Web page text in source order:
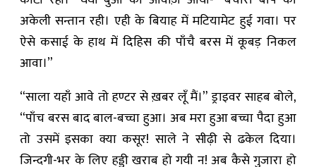
अकेली सन्तान रही। एही के बियाह में मटियामेट हुई गवा। पर
ऐसे कसाई के हाथ में दिहिस की पाँचै बरस में कूबड़ निकल
आवा।”
“साला यहाँ आवे तो हण्टर से ख़बर लूँ मैं।” ड्राइवर साहब बोले,
“पाँच बरस बाद बाल-बच्चा हुआ। अब मरा हुआ बच्चा पैदा हुआ
तो उसमें इसका क्या कसूर! साले ने सीढ़ी से ढकेल दिया।
जिन्दगी-भर के लिए हड्डी खराब हो गयी न! अब कैसे गुजारा हो